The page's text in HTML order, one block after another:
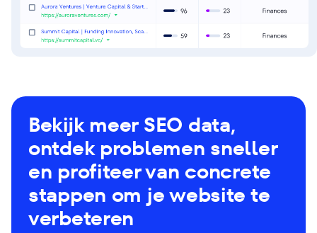
Bekijk meer SEO data,
ontdek problemen sneller
en profiteer van concrete
stappen om je website te
verbeteren